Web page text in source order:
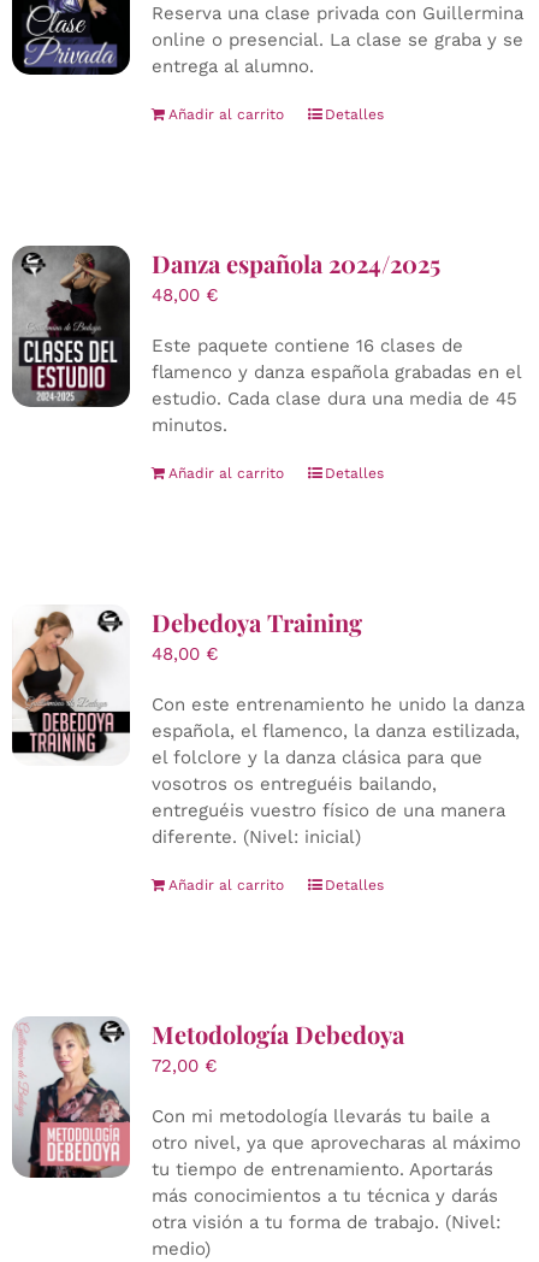
Reserva una clase privada con Guillermina
online o presencial. La clase se graba y se
entrega al alumno.
Añadir al carrito Detalles
Danza española 2024/2025
48,00 €
Este paquete contiene 16 clases de
flamenco y danza española grabadas en el
estudio. Cada clase dura una media de 45
minutos.
Añadir al carrito Detalles
Debedoya Training
48,00 €
Con este entrenamiento he unido la danza
española, el flamenco, la danza estilizada,
el folclore y la danza clásica para que
vosotros os entreguéis bailando,
entreguéis vuestro físico de una manera
diferente. (Nivel: inicial)
Añadir al carrito Detalles
Metodología Debedoya
72,00 €
Con mi metodología llevarás tu baile a
otro nivel, ya que aprovecharas al máximo
tu tiempo de entrenamiento. Aportarás
más conocimientos a tu técnica y darás
otra visión a tu forma de trabajo. (Nivel:
medio)